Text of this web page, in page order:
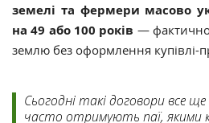
земелі та фермери масово
на 49 або 100 років — фактично
землю без оформлення купівлі-
Сьогодні такі договори все
часто отримують паї, якими